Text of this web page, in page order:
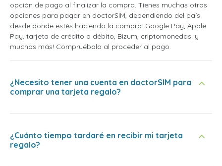
opción de pago al finalizar la compra. Tienes muchas otras
opciones para pagar en doctorSIM, dependiendo del país
desde donde estés haciendo la compra: Google Pay, Apple
Pay, tarjeta de crédito o débito, Bizum, criptomonedas ¡y
muchos más! Compruébalo al proceder al pago.
¿Necesito tener una cuenta en doctorSIM para
comprar una tarjeta regalo?
¿Cuánto tiempo tardaré en recibir mi tarjeta
regalo?